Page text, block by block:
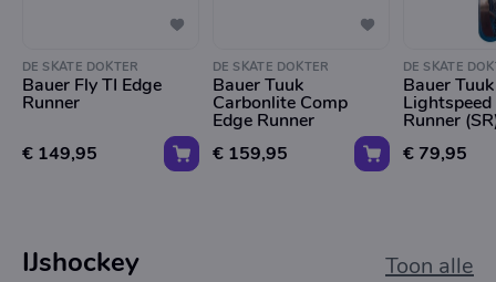
DE SKATE DOKTER
Bauer Fly TI Edge
Runner
€ 149,95
DE SKATE DOKTER
Bauer Tuuk
Carbonlite Comp
Edge Runner
€ 159,95
DE SKATE
Bauer Tuuk
Lightspeed
Runner
€ 79,95
IJshockey Toon alle